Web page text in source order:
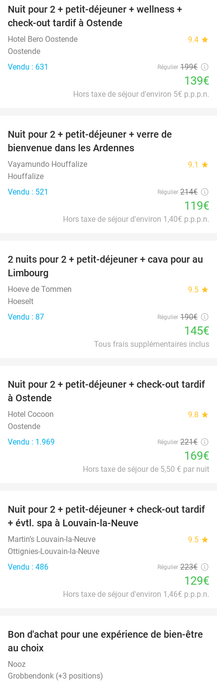
Nuit pour 2 + petit-déjeuner + wellness +
check-out tardif à Ostende
Hotel Bero Oostende 9.4 star
Oostende
Vendu : 631
Régulier 199€
139€
Hors taxe de séjour d'environ 5€ p.p.p.n.
Nuit pour 2 + petit-déjeuner + verre de
bienvenue dans les Ardennes
Vayamundo Houffalize 9.1 star
Houffalize
Vendu : 521
Régulier 214€
119€
Hors taxe de séjour d'environ 1,40€ p.p.p.n.
24%
2 nuits pour 2 + petit-déjeuner + cava pour au
Limbourg
Hoeve de Tommen 9.5 star
Hoeselt
Vendu : 87
Régulier 190€
145€
Tous frais supplémentaires inclus
24%
Nuit pour 2 + petit-déjeuner + check-out tardif
à Ostende
Hotel Cocoon 9.8 star
Oostende
Vendu : 1.969
Régulier 221€
169€
Hors taxe de séjour de 5,50 € par nuit
42%
Nuit pour 2 + petit-déjeuner + check-out tardif
+ évtl. spa à Louvain-la-Neuve
Martin’s Louvain-la-Neuve 9.5 star
Ottignies-Louvain-la-Neuve
Vendu : 486
Régulier 223€
129€
Hors taxe de séjour d'environ 1,46€ p.p.p.n.
50%
Bon d'achat pour une expérience de bien-être
au choix
Nooz
Grobbendonk (+3 positions)